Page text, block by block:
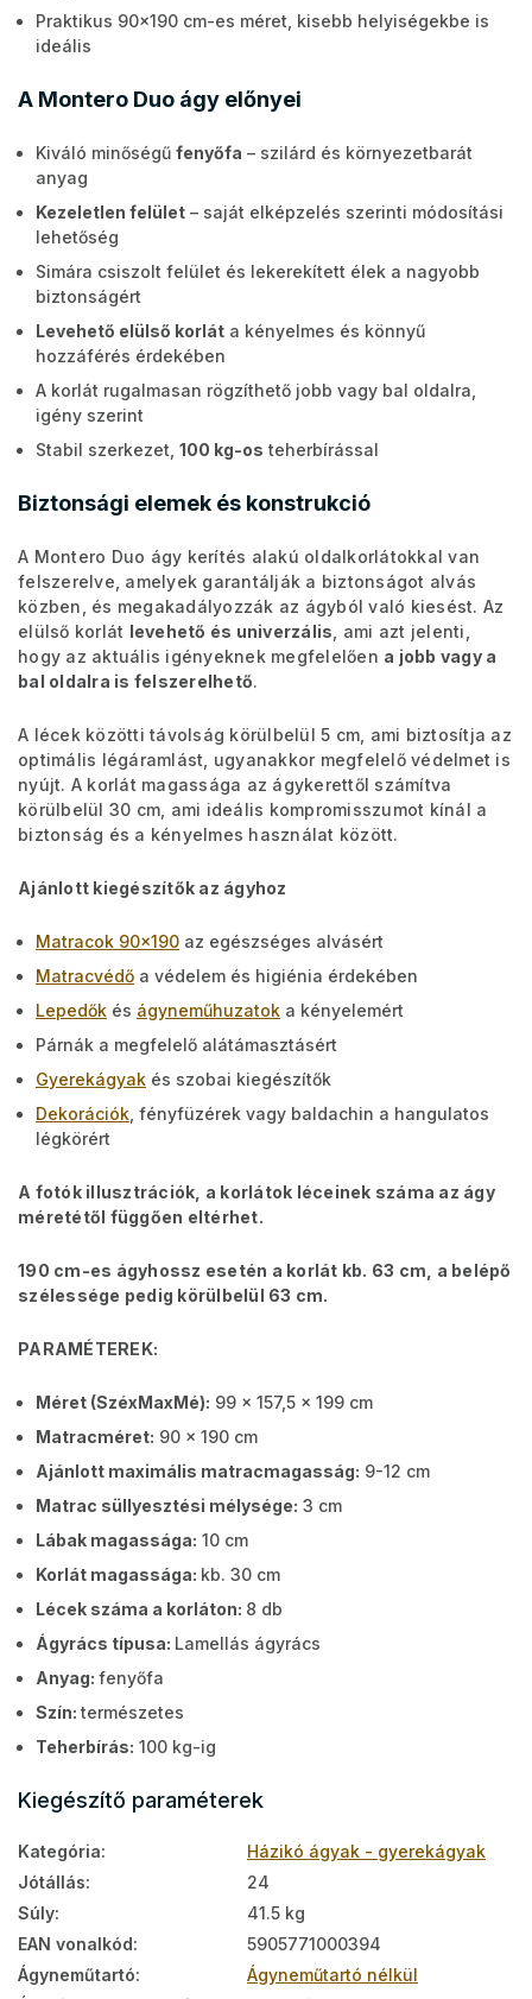
Praktikus 90x190 cm-es méret, kisebb helyiségekbe is
ideális
A Montero Duo ágy előnyei
Kiváló minőségű fenyőfa – szilárd és környezetbarát
anyag
Kezeletlen felület – saját elképzelés szerinti módosítási
lehetőség
Simára csiszolt felület és lekerekített élek a nagyobb
biztonságért
Levehető elülső korlát a kényelmes és könnyű
hozzáférés érdekében
A korlát rugalmasan rögzíthető jobb vagy bal oldalra,
igény szerint
Stabil szerkezet, 100 kg-os teherbírással
Biztonsági elemek és konstrukció
A Montero Duo ágy kerítés alakú oldalkorlátokkal van
felszerelve, amelyek garantálják a biztonságot alvás
közben, és megakadályozzák az ágyból való kiesést. Az
elülső korlát levehető és univerzális , ami azt jelenti,
hogy az aktuális igényeknek megfelelően a jobb vagy a
bal oldalra is felszerelhető.
A lécek közötti távolság körülbelül 5 cm, ami biztosítja az
optimális légáramlást, ugyanakkor megfelelő védelmet is
nyújt. A korlát magassága az ágykerettől számítva
körülbelül 30 cm, ami ideális kompromisszumot kínál a
biztonság és a kényelmes használat között.
Ajánlott kiegészítők az ágyhoz
Matracok 90x190 az egészséges alvásért
Matracvédő a védelem és higiénia érdekében
Lepedők és ágyneműhuzatok a kényelemért
Párnák a megfelelő alátámasztásért
Gyerekágyak és szobai kiegészítők
Dekorációk , fényfüzérek vagy baldachin a hangulatos
légkörért
A fotók illusztrációk, a korlátok léceinek száma az ágy
méretétől függően eltérhet.
190 cm-es ágyhossz esetén a korlát kb. 63 cm, a belépő
szélessége pedig körülbelül 63 cm.
PARAMÉTEREK:
Méret (SzéxMaxMé): 99 x 157,5 x 199 cm
Matracméret: 90 x 190 cm
Ajánlott maximális matracmagasság: 9-12 cm
Matrac süllyesztési mélysége: 3 cm
Lábak magassága: 10 cm
Korlát magassága: kb. 30 cm
Lécek száma a korláton: 8 db
Ágyrács típusa: Lamellás ágyrács
Anyag: fenyőfa
Szín: természetes
Teherbírás: 100 kg-ig
Kiegészítő paraméterek
Kategória:
Házikó ágyak - gyerekágyak
Jótállás:
24
Súly:
41.5 kg
EAN vonalkód:
5905771000394
Ágyneműtartó:
Ágyneműtartó nélkül